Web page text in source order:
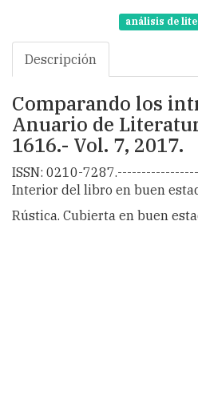
análisis de
Descripción
Comparando los
Anuario de
1616.- Vol. 7, 2017.
ISSN: 0210-
Interior del libro en buen
Rústica. Cubierta en buen